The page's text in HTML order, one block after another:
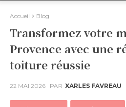
Accueil Blog
Transformez votre
Provence avec une
toiture réussie
22 MAI 2026 PAR XARLES FAVREAU